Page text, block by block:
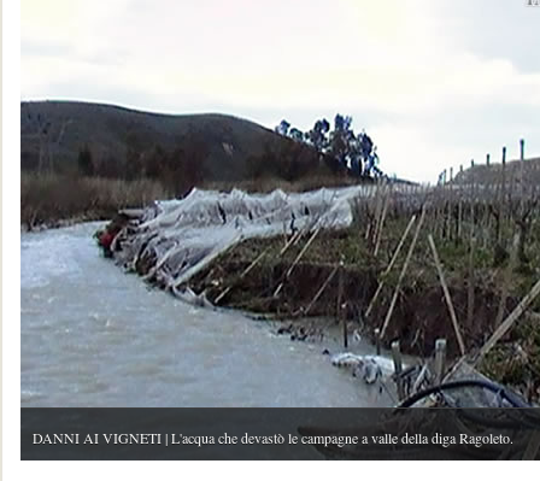
DANNI AI VIGNETI | L'acqua che devastò le campagne a valle della diga Ragoleto.